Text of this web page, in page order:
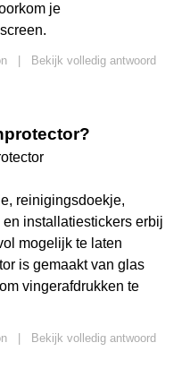
je
Bekijk volledig antwoord
reinigingsdoekje,
installatiestickers erbij
mogelijk te laten
is gemaakt van glas
vingerafdrukken te
Bekijk volledig antwoord